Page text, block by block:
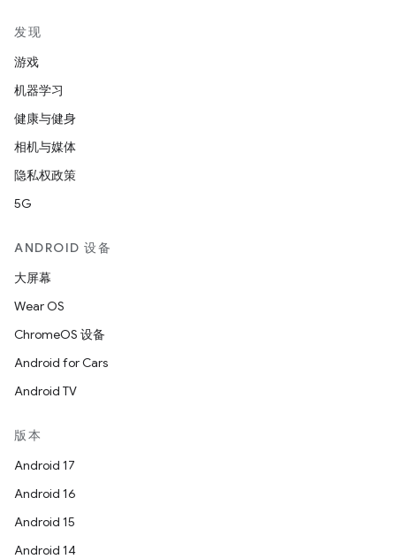
发现
游戏
机器学习
健康与健身
相机与媒体
隐私权政策
5G
ANDROID 设备
大屏幕
Wear OS
ChromeOS 设备
Android for Cars
Android TV
版本
Android 17
Android 16
Android 15
Android 14